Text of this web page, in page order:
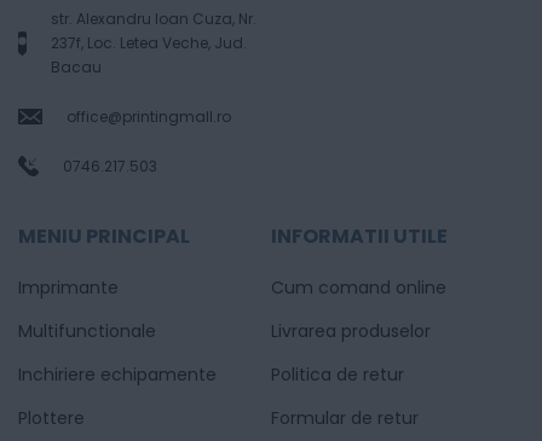
str. Alexandru Ioan Cuza, Nr.
237f, Loc. Letea Veche, Jud.
Bacau
office@printingmall.ro
0746.217.503
MENIU PRINCIPAL
Imprimante
Multifunctionale
Inchiriere echipamente
Plottere
INFORMATII UTILE
Cum comand online
Livrarea produselor
Politica de retur
Formular de retur